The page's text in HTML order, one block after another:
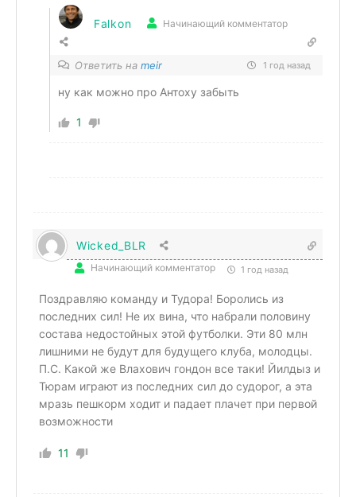
Falkon Начинающий комментатор
Ответить на meir 1 год назад
ну как можно про Антоху забыть
1
Wicked_BLR
Начинающий комментатор 1 год назад
Поздравляю команду и Тудора! Боролись из
последних сил! Не их вина, что набрали половину
состава недостойных этой футболки. Эти 80 млн
лишними не будут для будущего клуба, молодцы.
П.С. Какой же Влахович гoндoн все таки! Йилдыз и
Тюрам играют из последних сил до судорог, а эта
мразь пешкорм ходит и падает плачет при первой
возможности
11